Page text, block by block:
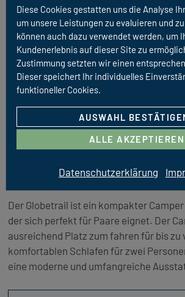
URBAN PLUS
Dethleffs Globetrail 600
Der Globetrail ist ein kompakter
der sich perfekt für Paare eignet. Der
ausreichend Platz zum fahren für bis zu
komfortablen Schlafen für zwei
eine moderne und umfangreiche
Diese Cookies gestatten uns die Analyse
um unsere Leistungen zu evaluieren und
können auch dazu verwendet werden, um
Kundenerlebnis auf dieser Site zu
Zustimmung setzten wir einen
Dieser speichert Ihr individuelles
funktioneller Cookies.
AUSWAHL
ALLE AKZEPTIEREN
Datenschutzerklärung